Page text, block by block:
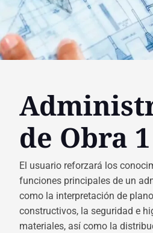
de Obra 1
El usuario reforzará los
funciones principales de un
como la interpretación de
constructivos, la seguridad e
materiales, así como la